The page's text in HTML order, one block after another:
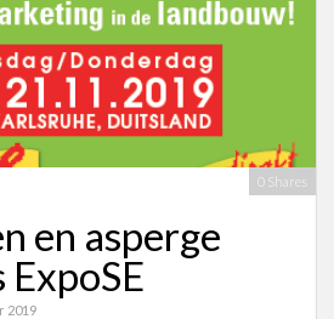
0 Shares
en asperge
2019